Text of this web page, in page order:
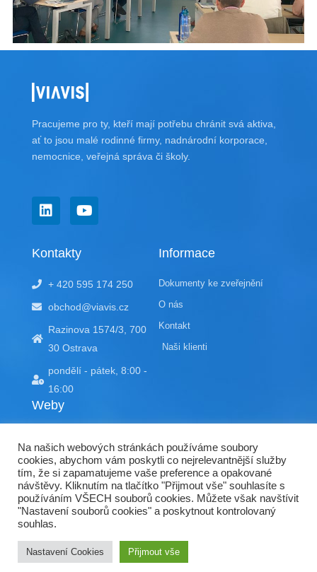
Pracujeme pro ty, kteří mají potřebu chránit svá aktiva,
ať to jsou malé rodinné firmy, nadnárodní korporace,
nemocnice, veřejná správa či školy.
L
i
e
n
Y
o
e
Kontakty
+ 420 595 174 250
obchod@viavis.cz
Razinova 1574/3, 700
30 Ostrava
pondělí - pátek, 8:00 -
16:00
Informace
Dokumenty ke zveřejnění
O nás
Kontakt
Naši klienti
Weby
doracompliant.cz
kyberctvrtky.cz
ranit.cz
Na našich webových stránkách používáme soubory
cookies, abychom vám poskytli co nejrelevantnější služby
tím, že si zapamatujeme vaše preference a opakované
návštěvy. Kliknutím na tlačítko "Přijmout vše" souhlasíte s
používáním VŠECH souborů cookies. Můžete však navštívit
"Nastavení souborů cookies" a poskytnout kontrolovaný
souhlas.
Nastavení Cookies Přijmout vše